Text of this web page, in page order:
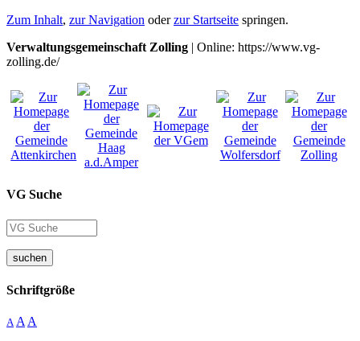
Zum Inhalt, zur Navigation oderzur Startseite springen.
Verwaltungsgemeinschaft Zolling | Online: https://www.vg-
zolling.de/
VG Suche
suchen
Schriftgröße
A A A